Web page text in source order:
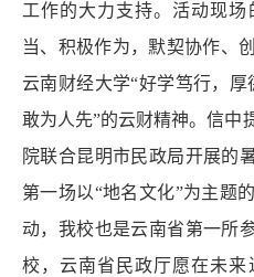
工作的大力支持。活动现
当、积极作为，默契协作、
云南财经大学“好学笃行，厚
敢为人先”的云财精神。信中
院联合昆明市民政局开展的
第一场以“地名文化”为主题
动， 我校也是云南省第一所
校，云南省民政厅愿在未